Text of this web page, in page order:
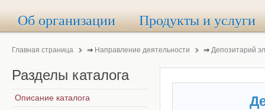
Об организации Продукты и услуги
Главная страница ⇒ Направление деятельности ⇒ Депозитарий
Разделы каталога
Описание каталога